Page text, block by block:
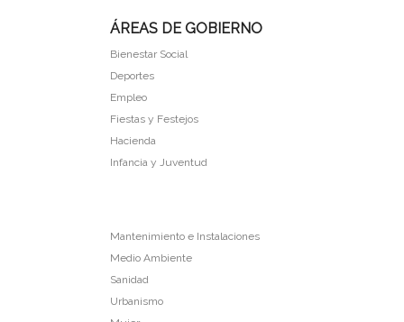
ÁREAS DE GOBIERNO
Bienestar Social
Deportes
Empleo
Fiestas y Festejos
Hacienda
Infancia y Juventud
Mantenimiento e Instalaciones
Medio Ambiente
Sanidad
Urbanismo